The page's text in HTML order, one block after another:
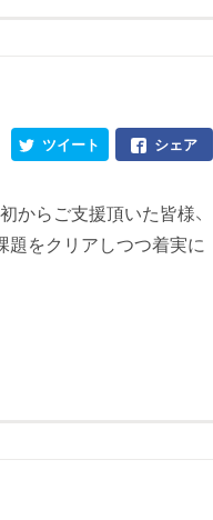
シェア
ツイート
からご支援頂いた皆様、
題をクリアしつつ着実に